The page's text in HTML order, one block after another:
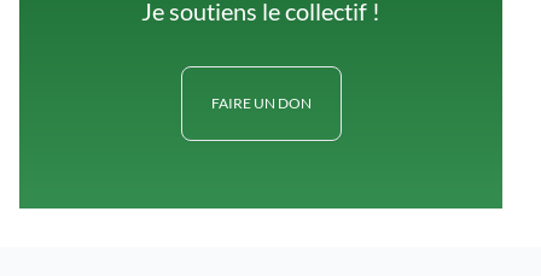
Je soutiens le collectif !
FAIRE UN DON